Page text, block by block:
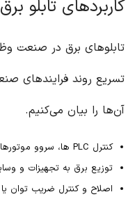
کاربردهای تابلو برق
تابلوهای برق در صنعت
تسریع روند فرایند‌های
آن‌ها را بیان می‌کنیم.
کنترل PLC ها، سروو موتورها و مراحل صنعتی
توزیع برق به تجهیزات و
اصلاح و کنترل ضریب توان